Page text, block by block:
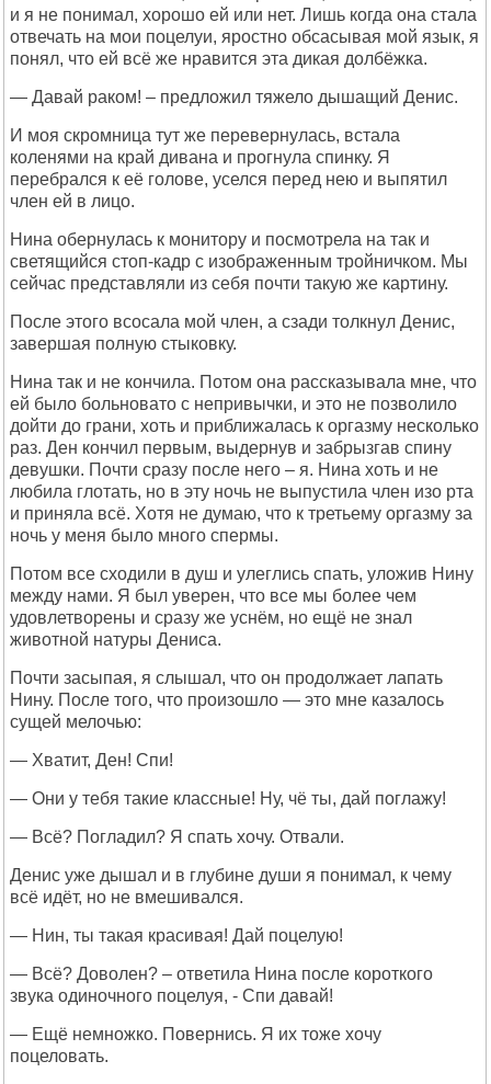
и я не понимал, хорошо ей или нет. Лишь когда она стала
отвечать на мои поцелуи, яростно обсасывая мой язык, я
понял, что ей всё же нравится эта дикая долбёжка.
— Давай раком! – предложил тяжело дышащий Денис.
И моя скромница тут же перевернулась, встала
коленями на край дивана и прогнула спинку. Я
перебрался к её голове, уселся перед нею и выпятил
член ей в лицо.
Нина обернулась к монитору и посмотрела на так и
светящийся стоп-кадр с изображенным тройничком. Мы
сейчас представляли из себя почти такую же картину.
После этого всосала мой член, а сзади толкнул Денис,
завершая полную стыковку.
Нина так и не кончила. Потом она рассказывала мне, что
ей было больновато с непривычки, и это не позволило
дойти до грани, хоть и приближалась к оргазму несколько
раз. Ден кончил первым, выдернув и забрызгав спину
девушки. Почти сразу после него – я. Нина хоть и не
любила глотать, но в эту ночь не выпустила член изо рта
и приняла всё. Хотя не думаю, что к третьему оргазму за
ночь у меня было много спермы.
Потом все сходили в душ и улеглись спать, уложив Нину
между нами. Я был уверен, что все мы более чем
удовлетворены и сразу же уснём, но ещё не знал
животной натуры Дениса.
Почти засыпая, я слышал, что он продолжает лапать
Нину. После того, что произошло — это мне казалось
сущей мелочью:
— Хватит, Ден! Спи!
— Они у тебя такие классные! Ну, чё ты, дай поглажу!
— Всё? Погладил? Я спать хочу. Отвали.
Денис уже дышал и в глубине души я понимал, к чему
всё идёт, но не вмешивался.
— Нин, ты такая красивая! Дай поцелую!
— Всё? Доволен? – ответила Нина после короткого
звука одиночного поцелуя, - Спи давай!
— Ещё немножко. Повернись. Я их тоже хочу
поцеловать.